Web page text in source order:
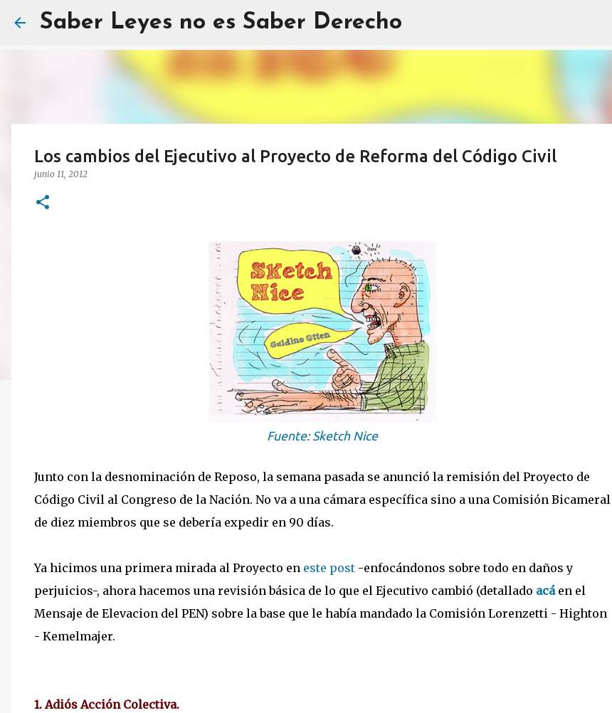
Saber Leyes no es Saber Derecho
Los cambios del Ejecutivo al Proyecto de Reforma del Código Civil
junio 11, 2012
Fuente: Sketch Nice
Junto con la desnominación de Reposo, la semana pasada se anunció la remisión del Proyecto de
Código Civil al Congreso de la Nación. No va a una cámara específica sino a una Comisión Bicameral
de diez miembros que se debería expedir en 90 días.
Ya hicimos una primera mirada al Proyecto en este post -enfocándonos sobre todo en daños y
perjuicios-, ahora hacemos una revisión básica de lo que el Ejecutivo cambió (detallado acáen el
Mensaje de Elevacion del PEN) sobre la base que le había mandado la Comisión Lorenzetti - Highton
- Kemelmajer.
1. Adiós Acción Colectiva.